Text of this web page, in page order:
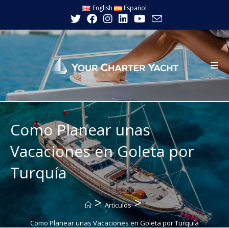
contenido
English Español
Como Planear unas
Vacaciones en Goleta por
Turquía
> Artículos >
Como Planear unas Vacaciones en Goleta por Turquía